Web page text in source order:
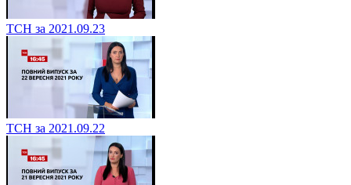
ТСН за 2021.09.23
ТСН за 2021.09.22